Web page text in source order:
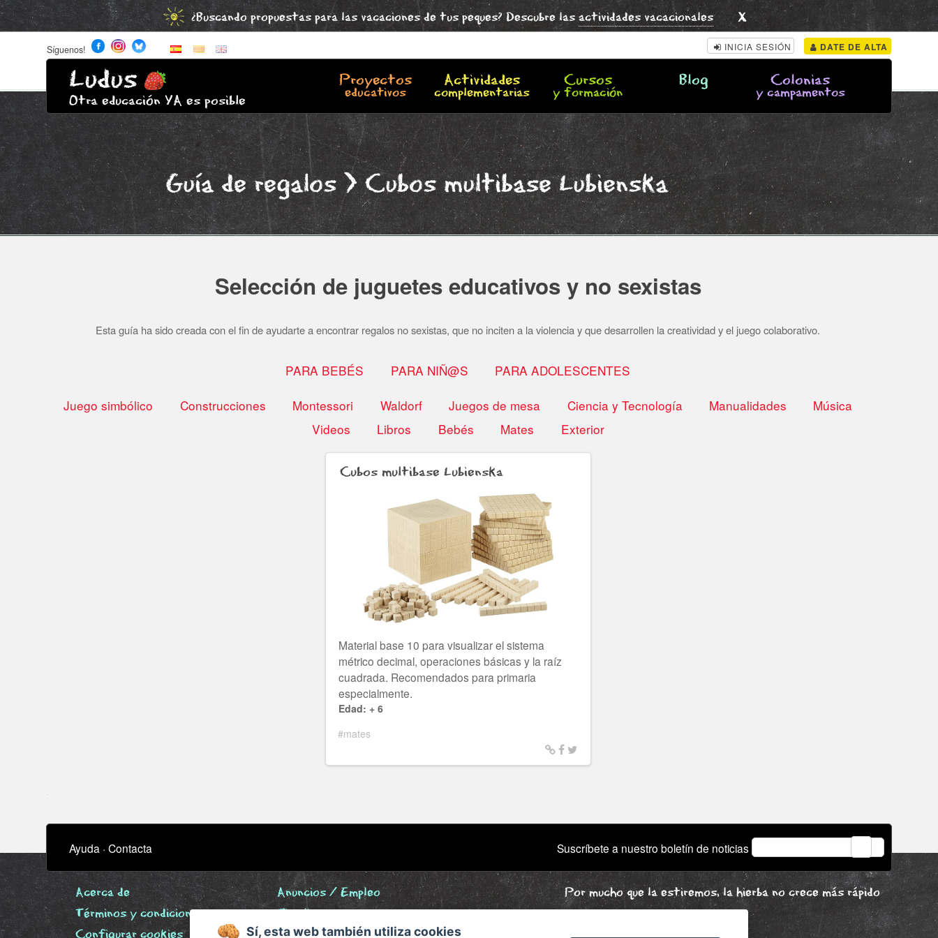
¿Buscando propuestas para las vacaciones de tus peques? Descubre las actividades vacacionales x
Síguenos! INICIA SESIÓN DATE DE ALTA
Ludus
Otra educación YA es posible
Proyectos
educativos
Actividades
complementarias
Cursos
y formación
Blog Colonias
y campamentos
Guía de regalos> Cubos multibase Lubienska
Selección de juguetes educativos y no sexistas
Esta guía ha sido creada con el fin de ayudarte a encontrar regalos no sexistas, que no inciten a la violencia y que desarrollen la creatividad y el juego colaborativo.
PARA BEBÉS PARA NIÑ@S
PARA ADOLESCENTES
Juego simbólico
Construcciones Montessori Waldorf Juegos de mesa Ciencia y Tecnología Manualidades
Música
Videos
Libros Bebés Mates Exterior
Cubos multibase Lubienska
Material base 10 para visualizar el sistema
métrico decimal, operaciones básicas y la raíz
cuadrada. Recomendados para primaria
especialmente.
Edad: + 6
#mates
Ayuda · Contacta Suscríbete a nuestro boletín de noticias
Acerca de
Términos y condiciones
Anuncios / Empleo
Timeline
Por mucho que la estiremos, la hierba no crece más rápido
Sí, esta web también utiliza cookies